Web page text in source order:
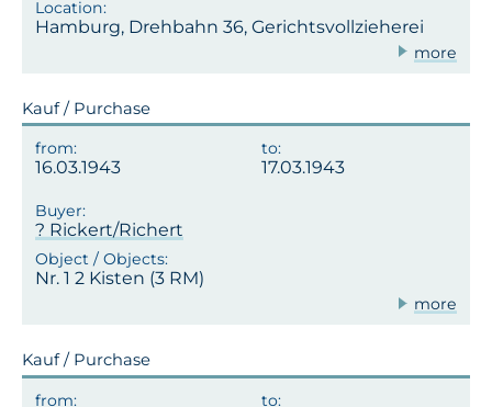
Hamburg, Drehbahn 36, Gerichtsvollzieherei
more
Kauf / Purchase
16.03.1943 17.03.1943
? Rickert/Richert
Nr. 1 2 Kisten (3 RM)
more
Kauf / Purchase